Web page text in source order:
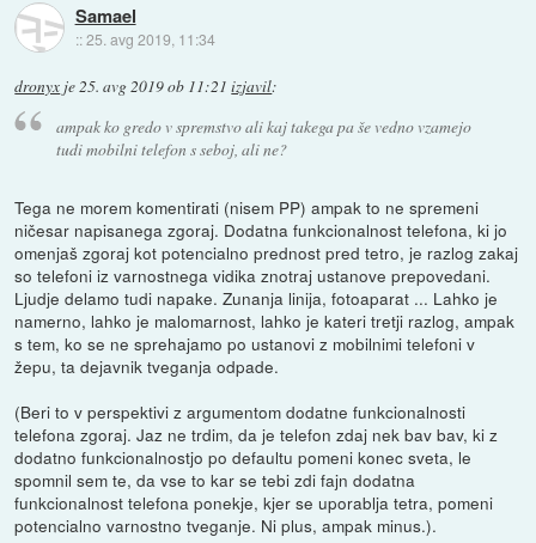
Samael
::25. avg 2019, 11:34
dronyx je25. avg 2019 ob 11:21 izjavil:
ampak ko gredo v spremstvo ali kaj takega pa še vedno vzamejo
tudi mobilni telefon s seboj, ali ne?
Tega ne morem komentirati (nisem PP) ampak to ne spremeni
ničesar napisanega zgoraj. Dodatna funkcionalnost telefona, ki jo
omenjaš zgoraj kot potencialno prednost pred tetro, je razlog zakaj
so telefoni iz varnostnega vidika znotraj ustanove prepovedani.
Ljudje delamo tudi napake. Zunanja linija, fotoaparat ... Lahko je
namerno, lahko je malomarnost, lahko je kateri tretji razlog, ampak
s tem, ko se ne sprehajamo po ustanovi z mobilnimi telefoni v
žepu, ta dejavnik tveganja odpade.
(Beri to v perspektivi z argumentom dodatne funkcionalnosti
telefona zgoraj. Jaz ne trdim, da je telefon zdaj nek bav bav, ki z
dodatno funkcionalnostjo po defaultu pomeni konec sveta, le
spomnil sem te, da vse to kar se tebi zdi fajn dodatna
funkcionalnost telefona ponekje, kjer se uporablja tetra, pomeni
potencialno varnostno tveganje. Ni plus, ampak minus.).